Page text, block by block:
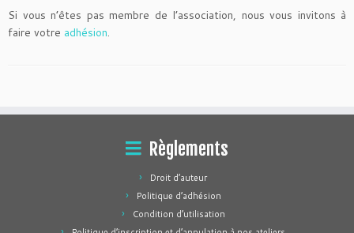
Si vous n’êtes pas membre de l’association, nous vous invitons à
faire votre adhésion.
Règlements
Droit d’auteur
Politique d’adhésion
Condition d’utilisation